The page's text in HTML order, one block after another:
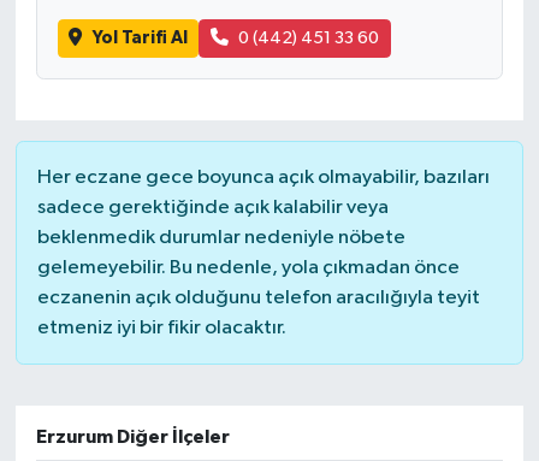
Yol Tarifi Al 0 (442) 451 33 60
Her eczane gece boyunca açık olmayabilir, bazıları
sadece gerektiğinde açık kalabilir veya
beklenmedik durumlar nedeniyle nöbete
gelemeyebilir. Bu nedenle, yola çıkmadan önce
eczanenin açık olduğunu telefon aracılığıyla teyit
etmeniz iyi bir fikir olacaktır.
Erzurum Diğer İlçeler